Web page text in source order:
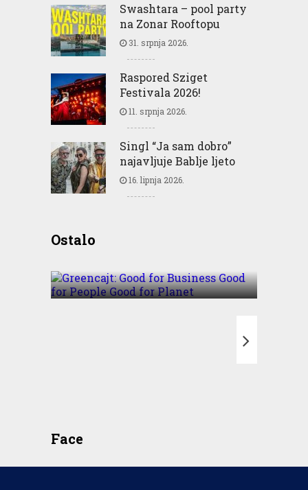
Swashtara – pool party
na Zonar Rooftopu
31. srpnja 2026.
Raspored Sziget
Festivala 2026!
11. srpnja 2026.
Singl “Ja sam dobro”
najavljuje Bablje ljeto
16. lipnja 2026.
OstaloBusiness Good for People
Face